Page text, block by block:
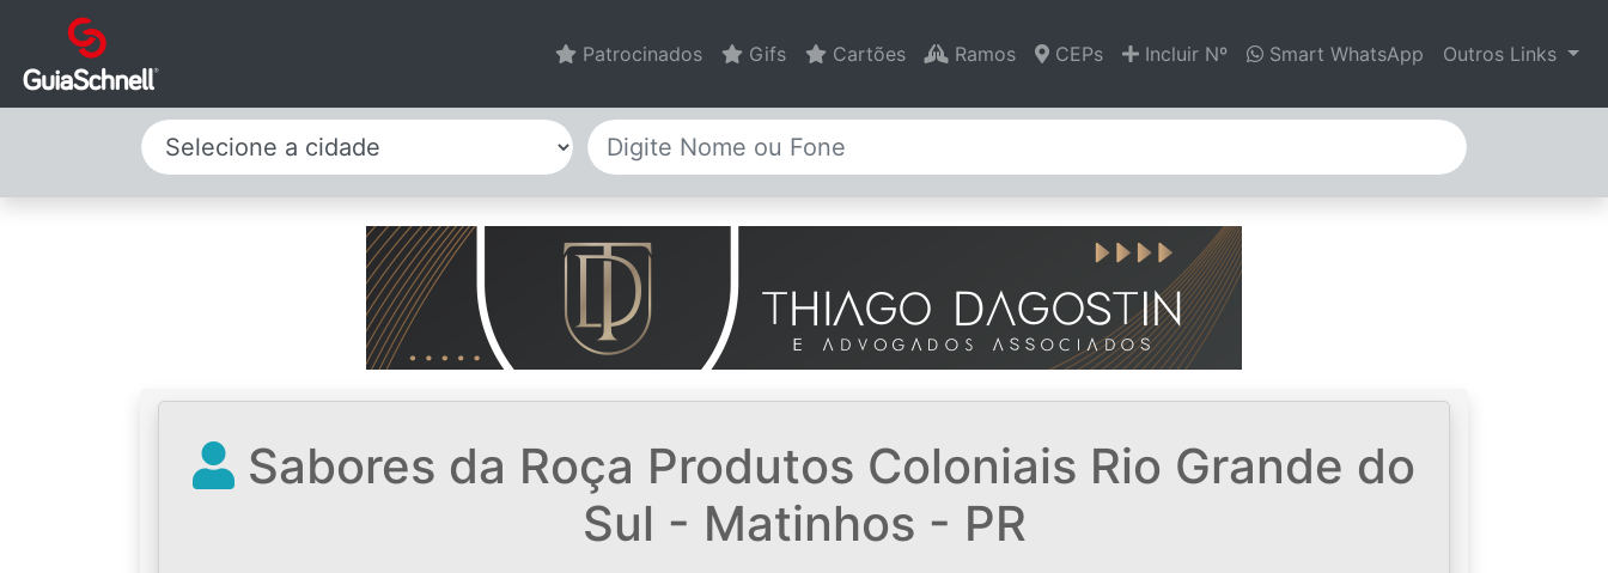
Patrocinados Gifs Cartões Ramos CEPs Incluir Nº Smart WhatsApp Outros Links
Selecione a cidade
Sabores da Roça Produtos Coloniais Rio Grande do
Sul - Matinhos - PR